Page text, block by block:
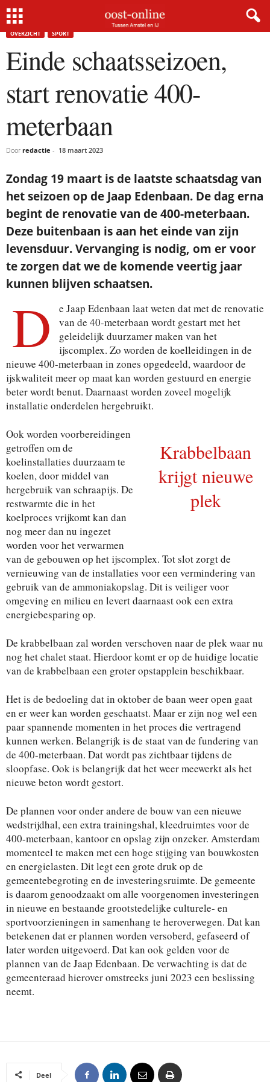
Home Einde schaatsseizoen, start renovatie 400-meterbaan
OVERZICHT SPORT
Einde schaatsseizoen,
start renovatie 400-
meterbaan
Door redactie - 18 maart 2023
Zondag 19 maart is de laatste schaatsdag van
het seizoen op de Jaap Edenbaan. De dag erna
begint de renovatie van de 400-meterbaan.
Deze buitenbaan is aan het einde van zijn
levensduur. Vervanging is nodig, om er voor
te zorgen dat we de komende veertig jaar
kunnen blijven schaatsen.
D
e Jaap Edenbaan laat weten dat met de renovatie
van de 40-meterbaan wordt gestart met het
geleidelijk duurzamer maken van het
ijscomplex. Zo worden de koelleidingen in de
nieuwe 400-meterbaan in zones opgedeeld, waardoor de
ijskwaliteit meer op maat kan worden gestuurd en energie
beter wordt benut. Daarnaast worden zoveel mogelijk
installatie onderdelen hergebruikt.
Krabbelbaan
krijgt nieuwe
plek
Ook worden voorbereidingen
getroffen om de
koelinstallaties duurzaam te
koelen, door middel van
hergebruik van schraapijs. De
restwarmte die in het
koelproces vrijkomt kan dan
nog meer dan nu ingezet
worden voor het verwarmen
van de gebouwen op het ijscomplex. Tot slot zorgt de
vernieuwing van de installaties voor een vermindering van
gebruik van de ammoniakopslag. Dit is veiliger voor
omgeving en milieu en levert daarnaast ook een extra
energiebesparing op.
De krabbelbaan zal worden verschoven naar de plek waar nu
nog het chalet staat. Hierdoor komt er op de huidige locatie
van de krabbelbaan een groter opstapplein beschikbaar.
Het is de bedoeling dat in oktober de baan weer open gaat
en er weer kan worden geschaatst. Maar er zijn nog wel een
paar spannende momenten in het proces die vertragend
kunnen werken. Belangrijk is de staat van de fundering van
de 400-meterbaan. Dat wordt pas zichtbaar tijdens de
sloopfase. Ook is belangrijk dat het weer meewerkt als het
nieuwe beton wordt gestort.
De plannen voor onder andere de bouw van een nieuwe
wedstrijdhal, een extra trainingshal, kleedruimtes voor de
400-meterbaan, kantoor en opslag zijn onzeker. Amsterdam
momenteel te maken met een hoge stijging van bouwkosten
en energielasten. Dit legt een grote druk op de
gemeentebegroting en de investeringsruimte. De gemeente
is daarom genoodzaakt om alle voorgenomen investeringen
in nieuwe en bestaande grootstedelijke culturele- en
sportvoorzieningen in samenhang te heroverwegen. Dat kan
betekenen dat er plannen worden versoberd, gefaseerd of
later worden uitgevoerd. Dat kan ook gelden voor de
plannen van de Jaap Edenbaan. De verwachting is dat de
gemeenteraad hierover omstreeks juni 2023 een beslissing
neemt.
Deel